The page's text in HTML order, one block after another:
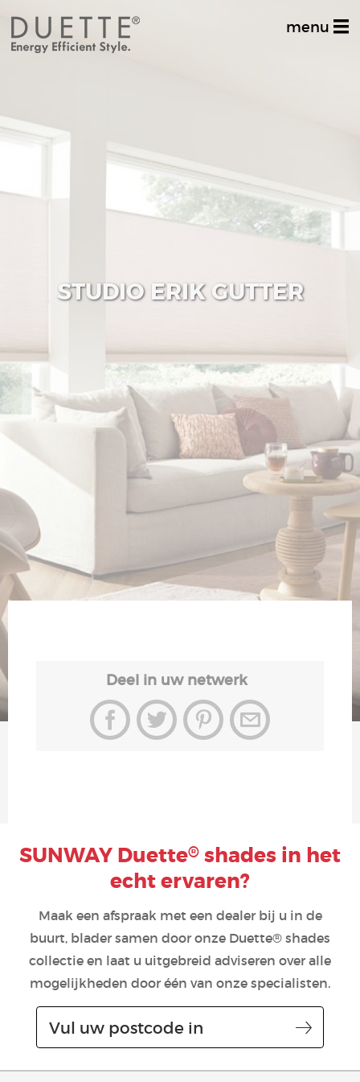
menu
STUDIO ERIK GUTTER
Deel in uw netwerk
SUNWAY Duette® shades in het
echt ervaren?
Maak een afspraak met een dealer bij u in de
buurt, blader samen door onze Duette® shades
collectie en laat u uitgebreid adviseren over alle
mogelijkheden door één van onze specialisten.
Stel uw vraag
Inspiratiealbum
Veiligheid
Contact